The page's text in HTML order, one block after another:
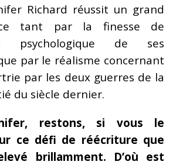
Richard réussit un grand
tant par la finesse de
psychologique de ses
par le réalisme concernant
par les deux guerres de la
du siècle dernier.
restons, si vous le
ce défi de réécriture que
brillamment. D’où est